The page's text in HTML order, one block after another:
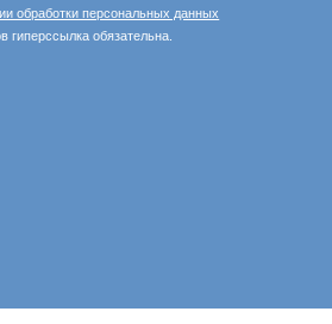
обработки персональных данных
гиперссылка обязательна.